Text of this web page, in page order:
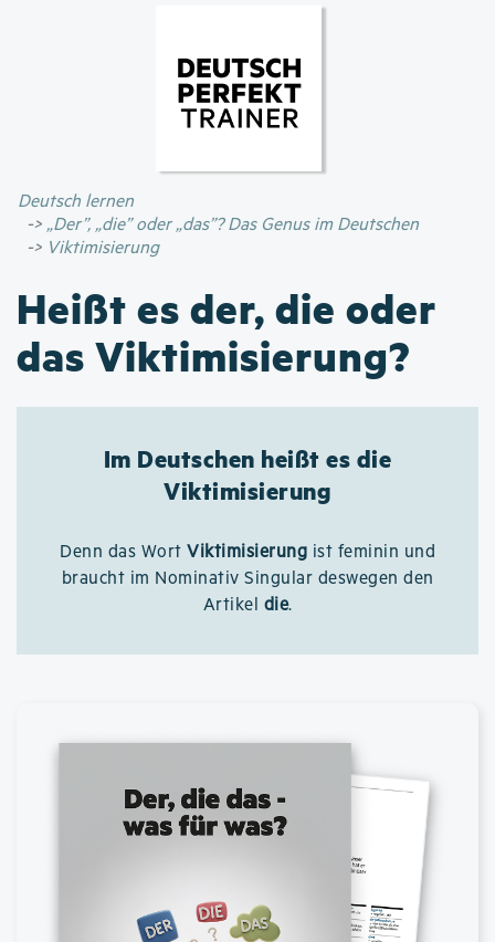
Inhalt
Deutsch lernen
„Der”, „die” oder „das”? Das Genus im Deutschen
Viktimisierung
Heißt es der, die oder
das Viktimisierung?
Im Deutschen heißt es die
Viktimisierung
Denn das Wort Viktimisierung ist feminin und
braucht im Nominativ Singular deswegen den
Artikel die.